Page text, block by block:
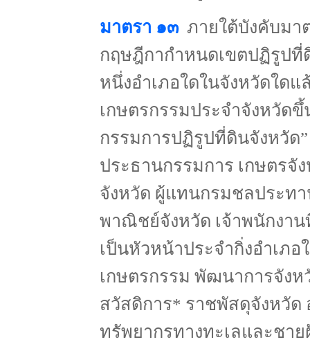
มาตรา ๑๓ภายใต้บังคับมา
กฤษฎีกากำหนดเขตปฏิรูปที่
หนึ่งอำเภอใดในจังหวัดใด
เกษตรกรรมประจำจังหวัด
กรรมการปฏิรูปที่ดินจังหวัด
ประธานกรรมการ เกษตรจั
จังหวัด ผู้แทนกรมชลประ
พาณิชย์จังหวัด เจ้าพนักงา
เป็นหัวหน้าประจำกิ่งอำเภ
เกษตรกรรม พัฒนาการจัง
สวัสดิการ* ราชพัสดุจังหวั
ทรัพยากรทางทะเลและชา